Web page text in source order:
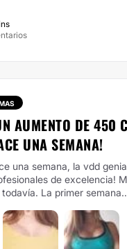
AUMENTO DE 450
UNA SEMANA!
una semana, la vdd
de excelencia!
La primer